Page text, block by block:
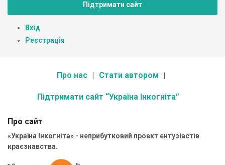
Підтримати сайт
Вхід
Реєстрація
Про нас Стати автором
Підтримати сайт “Україна Інкогніта”
Про сайт
«Україна Інкогніта» - неприбутковий проект ентузіастів
краєзнавства.